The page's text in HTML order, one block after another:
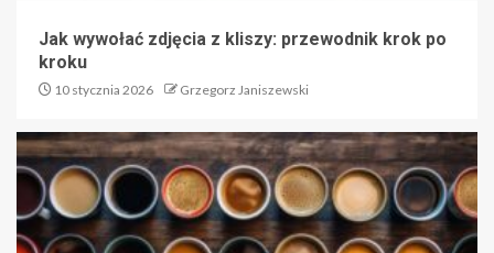
Jak wywołać zdjęcia z kliszy: przewodnik krok po
kroku
10 stycznia 2026 Grzegorz Janiszewski